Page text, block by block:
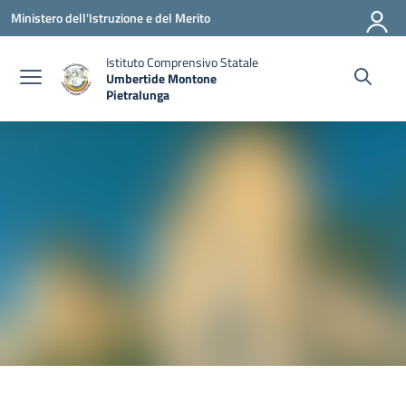
Vai ai contenuti
Vai al menu di navigazione
Vai al footer
Ministero dell'Istruzione e del Merito
Istituto Comprensivo Statale
Umbertide Montone
Pietralunga